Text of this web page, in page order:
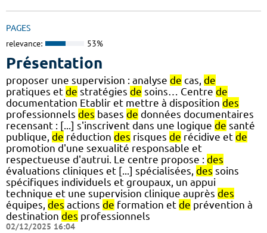
PAGES
relevance: 53%
Présentation
proposer une supervision : analyse de cas, de
pratiques et de stratégies de soins… Centre de
documentation Etablir et mettre à disposition des
professionnels des bases de données documentaires
recensant : [...] s'inscrivent dans une logique de santé
publique, de réduction des risques de récidive et de
promotion d'une sexualité responsable et
respectueuse d'autrui. Le centre propose : des
évaluations cliniques et [...] spécialisées, des soins
spécifiques individuels et groupaux, un appui
technique et une supervision clinique auprès des
équipes, des actions de formation et de prévention à
destination des professionnels
02/12/2025 16:04